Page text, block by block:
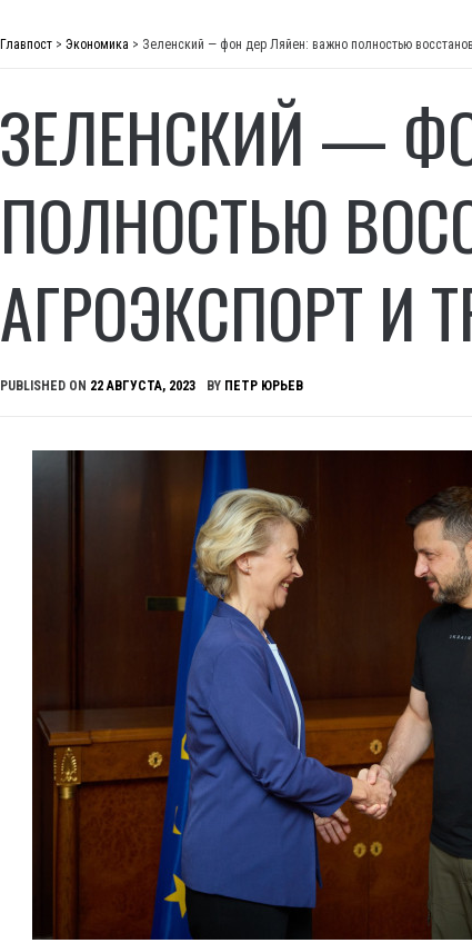
Главпост > Экономика > Зеленский — фон дер Ляйен: важно полностью
ЗЕЛЕНСКИЙ —
ПОЛНОСТЬЮ
АГРОЭКСПОРТ И
PUBLISHED ON 22 АВГУСТА, 2023 BY ПЕТР ЮРЬЕВ